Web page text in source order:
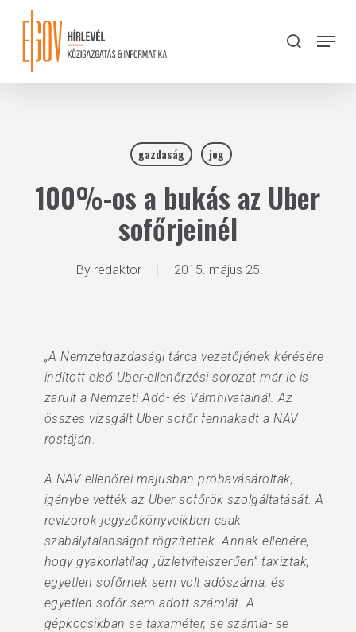
content
search
Menu
gazdaság jog
100%-os a bukás az Uber
sofőrjeinél
By redaktor 2015. május 25.
„A Nemzetgazdasági tárca vezetőjének kérésére
indított első Uber-ellenőrzési sorozat már le is
zárult a Nemzeti Adó- és Vámhivatalnál. Az
összes vizsgált Uber sofőr fennakadt a NAV
rostáján.
A NAV ellenőrei májusban próbavásároltak,
igénybe vették az Uber sofőrök szolgáltatását. A
revizorok jegyzőkönyveikben csak
szabálytalanságot rögzítettek. Annak ellenére,
hogy gyakorlatilag „üzletvitelszerűen” taxiztak,
egyetlen sofőrnek sem volt adószáma, és
egyetlen sofőr sem adott számlát. A
gépkocsikban se taxaméter, se számla- se
Close